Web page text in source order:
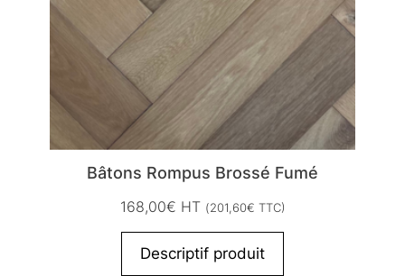
Bâtons Rompus Brossé Fumé
168,00€ HT (201,60€ TTC)
Descriptif produit